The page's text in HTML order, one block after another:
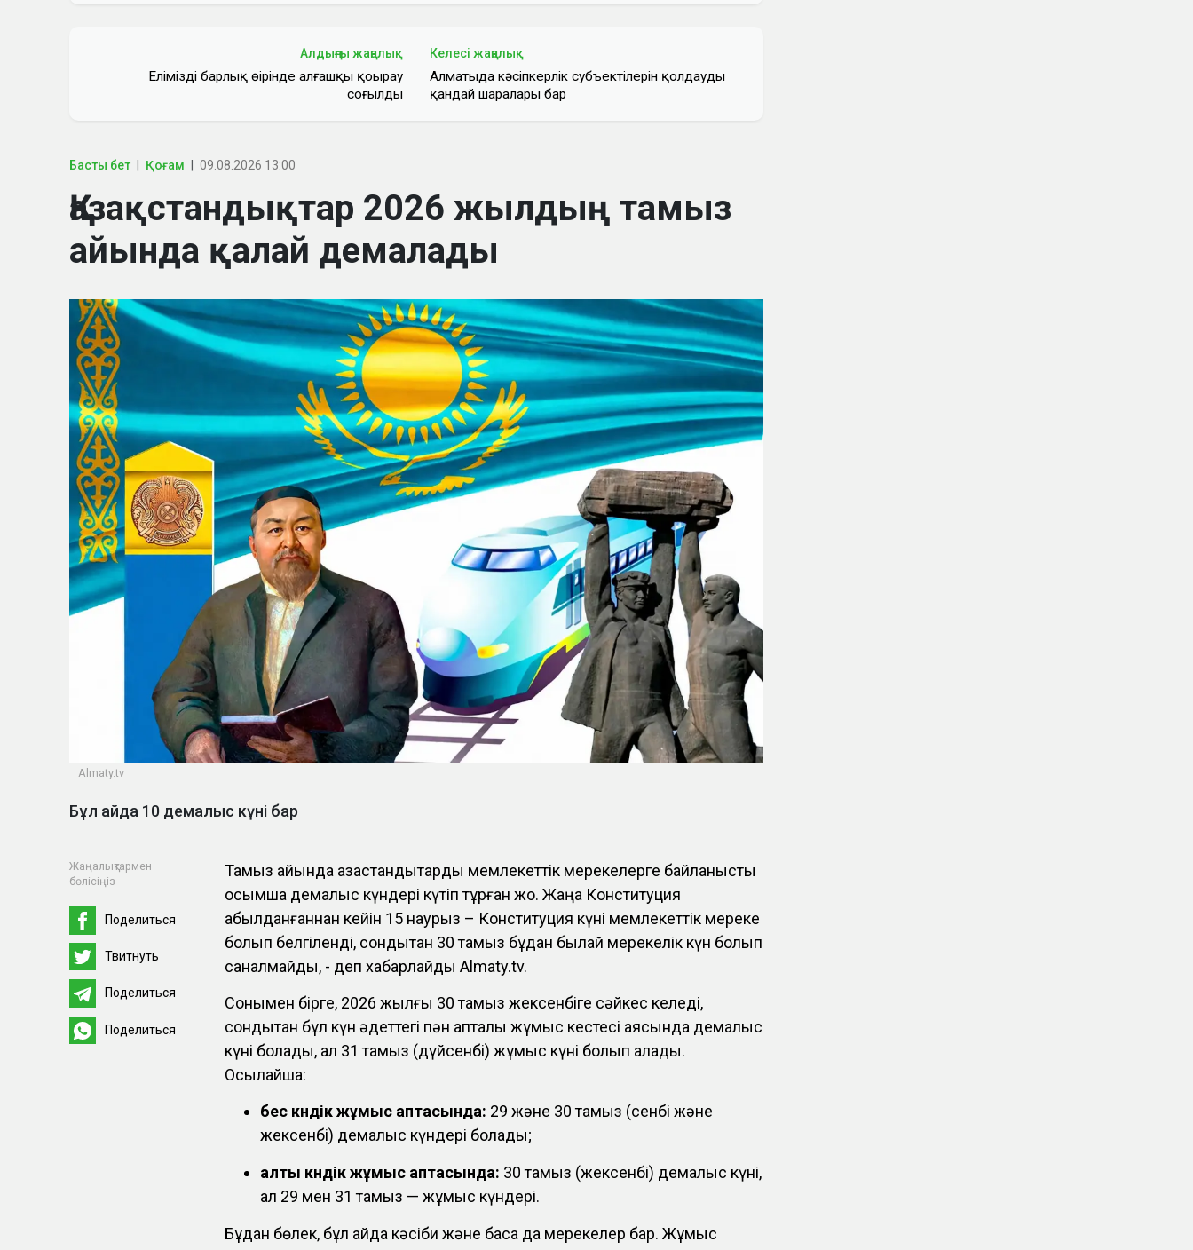
Алдыңғы жаңалық
Еліміздің барлық өңірінде алғашқы қоңырау
соғылды
Келесі жаңалық
Алматыда кәсіпкерлік субъектілерін қолдаудың
қандай шаралары бар
Басты бет Қоғам 09.08.2026 13:00
Қазақстандықтар 2026 жылдың тамыз
айында қалай демалады
Almaty.tv
Бұл айда 10 демалыс күні бар
Жаңалықтармен
бөлісіңіз
Поделиться
Твитнуть
Поделиться
Поделиться
Тамыз айында қазақстандықтарды мемлекеттік мерекелерге байланысты
қосымша демалыс күндері күтіп тұрған жоқ. Жаңа Конституция
қабылданғаннан кейін 15 наурыз – Конституция күні мемлекеттік мереке
болып белгіленді, сондықтан 30 тамыз бұдан былай мерекелік күн болып
саналмайды, - деп хабарлайды Almaty.tv.
Сонымен бірге, 2026 жылғы 30 тамыз жексенбіге сәйкес келеді,
сондықтан бұл күн әдеттегі пән апталық жұмыс кестесі аясында демалыс
күні болады, ал 31 тамыз (дүйсенбі) жұмыс күні болып қалады.
Осылайша:
бес күндік жұмыс аптасында: 29 және 30 тамыз (сенбі және
жексенбі) демалыс күндері болады;
алты күндік жұмыс аптасында: 30 тамыз (жексенбі) демалыс күні,
ал 29 мен 31 тамыз — жұмыс күндері.
Бұдан бөлек, бұл айда кәсіби және басқа да мерекелер бар. Жұмыс